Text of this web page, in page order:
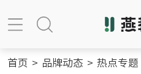
首页 > 品牌动态 > 热点专题